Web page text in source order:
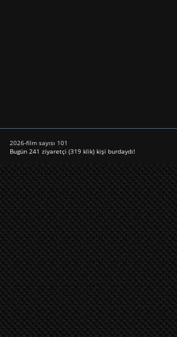
2026-film sayısı 101
Bugün 241 ziyaretçi (319 klik) kişi burdaydı!